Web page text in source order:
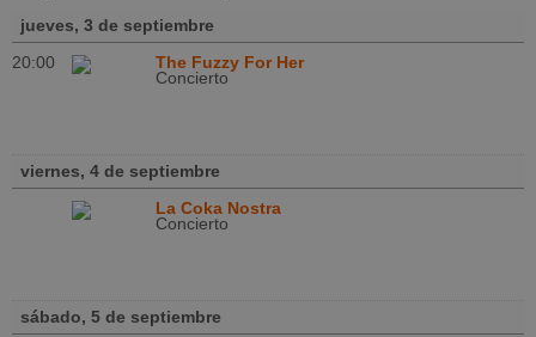
jueves, 3 de septiembre
20:00
The Fuzzy For Her
Concierto
viernes, 4 de septiembre
La Coka Nostra
Concierto
sábado, 5 de septiembre